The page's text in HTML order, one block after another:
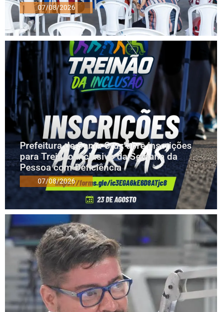
07/08/2026
Prefeitura de Santa Cruz abre inscrições
para Treinão Inclusivo da Semana da
Pessoa com Deficiência
07/08/2026